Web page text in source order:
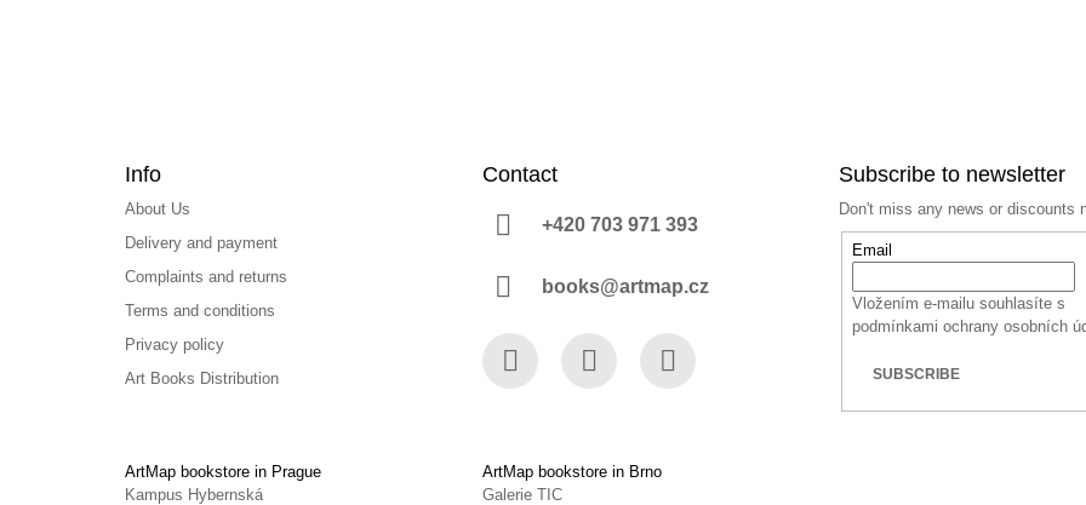
Info
About Us
Delivery and payment
Complaints and returns
Terms and conditions
Privacy policy
Art Books Distribution
Contact
+420 703 971 393
books@artmap.cz
Subscribe to newsletter
Don't miss any news or discounts
Email
Vložením e-mailu souhlasíte s
podmínkami ochrany osobních
SUBSCRIBE
ArtMap bookstore in Prague
Kampus Hybernská
ArtMap bookstore in Brno
Galerie TIC